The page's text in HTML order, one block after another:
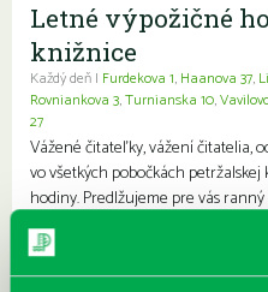
Letné výpožičné
knižnice
Každý deň | Furdekova 1, Haanova 37,
Rovniankova 3,Turnianska 10,
27
Vážené čitateľky, vážení čitatelia,
vo všetkých pobočkách
hodiny. Predlžujeme pre vás
skracujeme podvečerné výpožičné
našej webovej stránke
výpožičné služby budú počas